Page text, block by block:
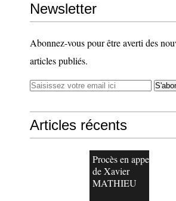
Newsletter
Abonnez-vous pour être averti des
articles publiés.
Articles récents
Procès en appel
de Xavier
MATHIEU